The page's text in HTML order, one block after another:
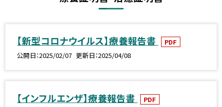
【新型コロナウイルス】療養報告書
PDF
公開日 2025/02/07 更新日 2025/04/08
【インフルエンザ】療養報告書
PDF